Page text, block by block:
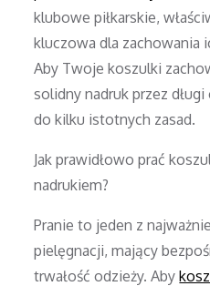
klubowe piłkarskie,
kluczowa dla zachowania
Aby Twoje koszulki
solidny nadruk przez
do kilku istotnych zasad.
Jak prawidłowo prać
nadrukiem?
Pranie to jeden z
pielęgnacji, mający
trwałość odzieży. Aby